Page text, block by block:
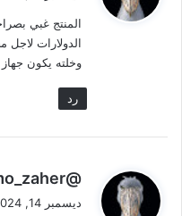
ل
المنتج غبي
الدولارات
وخلته يكون
رد
ي
@mo_zaher
ديسمبر 14, 2024 الساعة 3:50 م